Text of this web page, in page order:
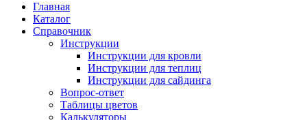
Главная
Каталог
Cправочник
Инструкции
Инструкции для кровли
Инструкции для теплиц
Инструкции для сайдинга
Вопрос-ответ
Таблицы цветов
Калькуляторы